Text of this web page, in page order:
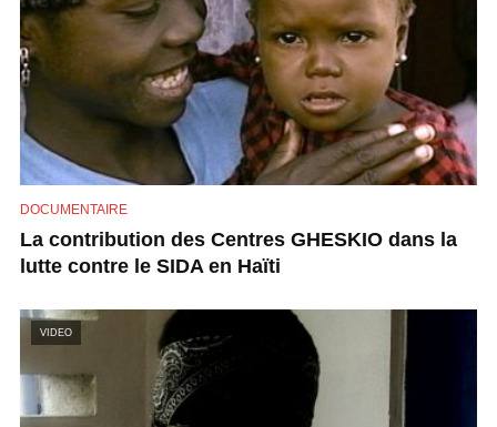
e
o
DOCUMENTAIRE
La contribution des Centres GHESKIO dans la
lutte contre le SIDA en Haïti
VIDEO